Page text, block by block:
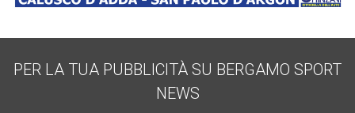
PER LA TUA PUBBLICITÀ SU BERGAMO SPORT
NEWS